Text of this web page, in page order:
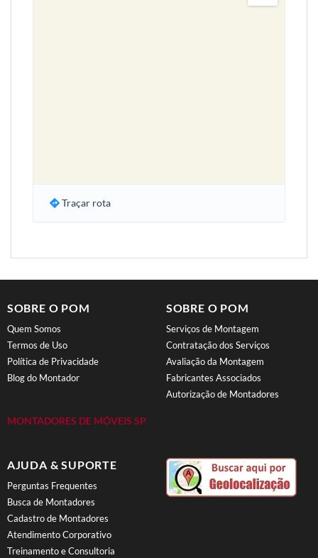
Traçar rota
SOBRE O POM
Quem Somos
Termos de Uso
Política de Privacidade
Blog do Montador
MONTADORES DE MÓVEIS SP
SOBRE O POM
Serviços de Montagem
Contratação dos Serviços
Avaliação da Montagem
Fabricantes Associados
Autorização de Montadores
AJUDA & SUPORTE
Perguntas Frequentes
Busca de Montadores
Cadastro de Montadores
Atendimento Corporativo
Treinamento e Consultoria